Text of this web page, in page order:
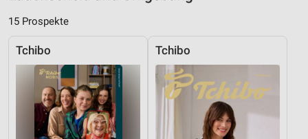
15 Prospekte
Tchibo Tchibo